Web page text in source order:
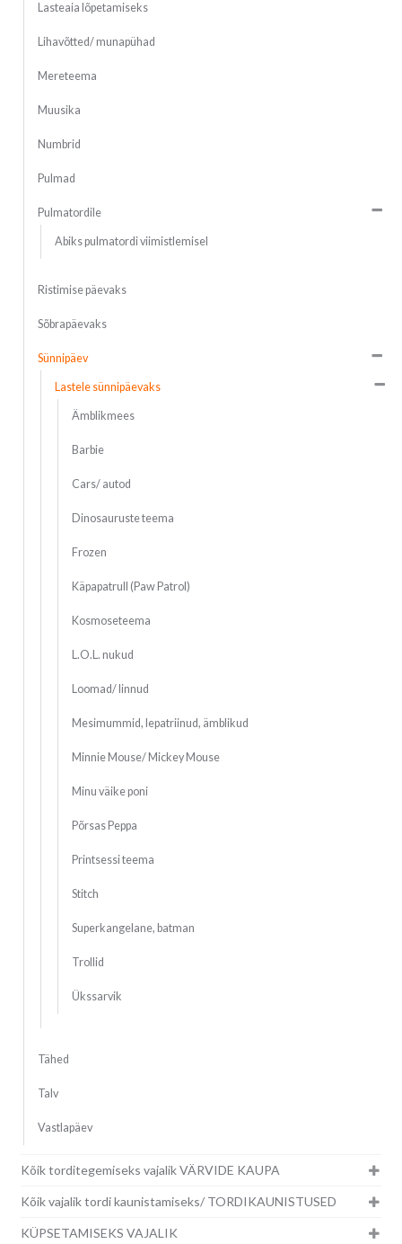
Lasteaia lõpetamiseks
Lihavõtted/ munapühad
Mereteema
Muusika
Numbrid
Pulmad
Pulmatordile
Abiks pulmatordi viimistlemisel
Ristimise päevaks
Sõbrapäevaks
Sünnipäev
Lastele sünnipäevaks
Ämblikmees
Barbie
Cars/ autod
Dinosauruste teema
Frozen
Käpapatrull (Paw Patrol)
Kosmoseteema
L.O.L. nukud
Loomad/ linnud
Mesimummid, lepatriinud, ämblikud
Minnie Mouse/ Mickey Mouse
Minu väike poni
Põrsas Peppa
Printsessi teema
Stitch
Superkangelane, batman
Trollid
Ükssarvik
Tähed
Talv
Vastlapäev
Kõik torditegemiseks vajalik VÄRVIDE KAUPA
Kõik vajalik tordi kaunistamiseks/ TORDIKAUNISTUSED
KÜPSETAMISEKS VAJALIK